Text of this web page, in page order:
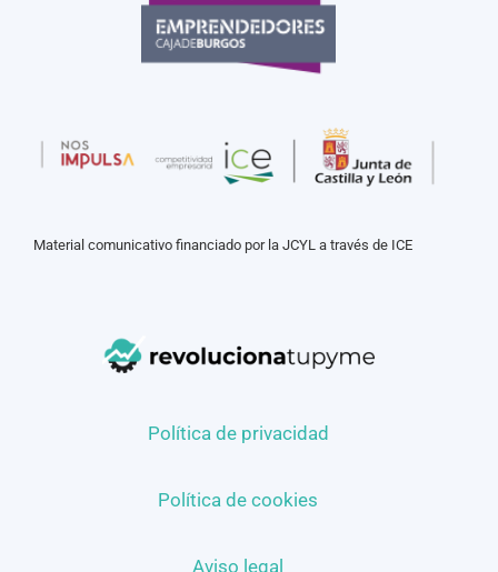
Material comunicativo financiado por la JCYL a través de ICE
Política de privacidad
Política de cookies
Aviso legal